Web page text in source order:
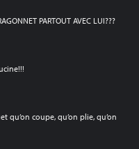
PARTOUT AVEC LUI???
qu’on coupe, qu’on plie, qu’on